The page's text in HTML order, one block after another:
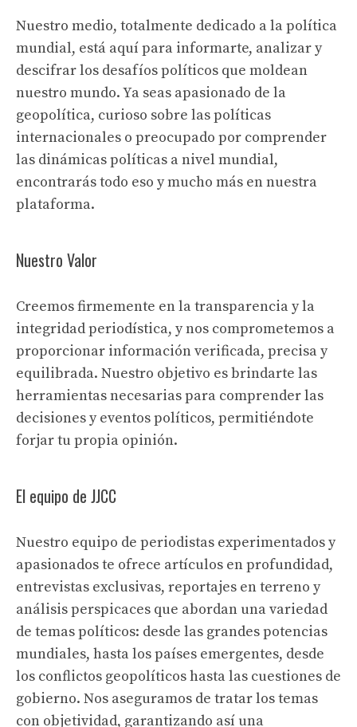
Nuestro medio, totalmente dedicado a la política
mundial, está aquí para informarte, analizar y
descifrar los desafíos políticos que moldean
nuestro mundo. Ya seas apasionado de la
geopolítica, curioso sobre las políticas
internacionales o preocupado por comprender
las dinámicas políticas a nivel mundial,
encontrarás todo eso y mucho más en nuestra
plataforma.
Nuestro Valor
Creemos firmemente en la transparencia y la
integridad periodística, y nos comprometemos a
proporcionar información verificada, precisa y
equilibrada. Nuestro objetivo es brindarte las
herramientas necesarias para comprender las
decisiones y eventos políticos, permitiéndote
forjar tu propia opinión.
El equipo de JJCC
Nuestro equipo de periodistas experimentados y
apasionados te ofrece artículos en profundidad,
entrevistas exclusivas, reportajes en terreno y
análisis perspicaces que abordan una variedad
de temas políticos: desde las grandes potencias
mundiales, hasta los países emergentes, desde
los conflictos geopolíticos hasta las cuestiones de
gobierno. Nos aseguramos de tratar los temas
con objetividad, garantizando así una